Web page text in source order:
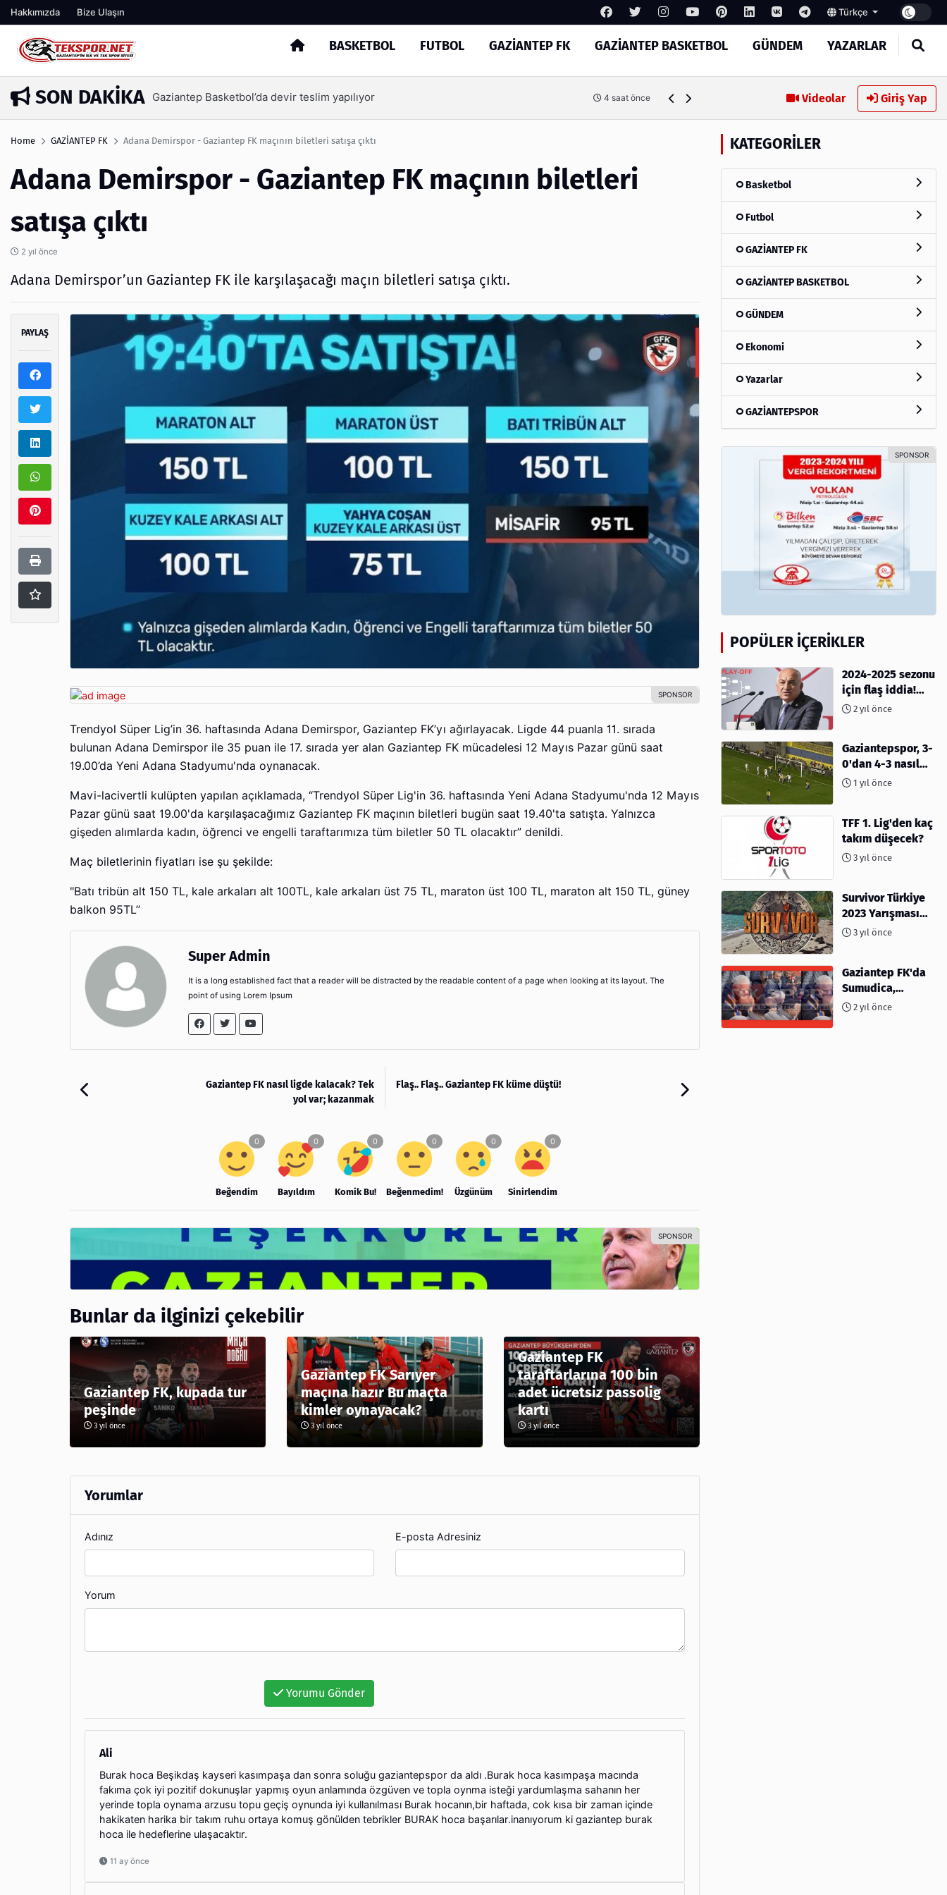
Hakkımızda Bize Ulaşın Türkçe
BASKETBOL FUTBOL GAZİANTEP FK GAZİANTEP BASKETBOL GÜNDEM YAZARLAR
Arama
SON DAKIKA
4 saat önce Memik Yılmaz, Gaziantep FK için kesenin ağzını açtı 8 saat önce Gaziantep FK'da Juninho Bacuna sürprizi
Videolar Giriş Yap
Home GAZİANTEP FK Adana Demirspor - Gaziantep FK maçının biletleri satışa çıktı
Adana Demirspor - Gaziantep FK maçının biletleri
satışa çıktı
2 yıl önce
Adana Demirspor’un Gaziantep FK ile karşılaşacağı maçın biletleri satışa çıktı.
PAYLAŞ
Trendyol Süper Lig’in 36. haftasında Adana Demirspor, Gaziantep FK’yı ağırlayacak. Ligde 44 puanla 11. sırada
bulunan Adana Demirspor ile 35 puan ile 17. sırada yer alan Gaziantep FK mücadelesi 12 Mayıs Pazar günü saat
19.00’da Yeni Adana Stadyumu'nda oynanacak.
Mavi-lacivertli kulüpten yapılan açıklamada, “Trendyol Süper Lig'in 36. haftasında Yeni Adana Stadyumu'nda 12 Mayıs
Pazar günü saat 19.00'da karşılaşacağımız Gaziantep FK maçının biletleri bugün saat 19.40'ta satışta. Yalnızca
gişeden alımlarda kadın, öğrenci ve engelli taraftarımıza tüm biletler 50 TL olacaktır” denildi.
Maç biletlerinin fiyatları ise şu şekilde:
"Batı tribün alt 150 TL, kale arkaları alt 100TL, kale arkaları üst 75 TL, maraton üst 100 TL, maraton alt 150 TL, güney
balkon 95TL’’
Super Admin
It is a long established fact that a reader will be distracted by the readable content of a page when looking at its layout. The
point of using Lorem Ipsum
Gaziantep FK nasıl ligde kalacak? Tek
yol var; kazanmak
Flaş.. Flaş.. Gaziantep FK küme düştü!
Beğendim Bayıldım Komik Bu! Beğenmedim! Üzgünüm Sinirlendim
Bunlar da ilginizi çekebilir
Gaziantep FK, kupada tur
peşinde
3 yıl önce
Gaziantep FK Sarıyer
maçına hazır Bu maçta
kimler oynayacak?
3 yıl önce
Gaziantep FK
taraftarlarına 100 bin
adet ücretsiz passolig
kartı
3 yıl önce
Yorumlar
Adınız E-posta Adresiniz
Yorum
Yorumu Gönder
Ali
Burak hoca Beşikdaş kayseri kasımpaşa dan sonra soluğu gaziantepspor da aldı .Burak hoca kasımpaşa macında
fakıma çok iyi pozitif dokunuşlar yapmış oyun anlamında özgüven ve topla oynma isteği yardumlaşma sahanın her
yerinde topla oynama arzusu topu geçiş oynunda iyi kullanılması Burak hocanın,bir haftada, cok kısa bir zaman içinde
hakikaten harika bir takım ruhu ortaya komuş gönülden tebrikler BURAK hoca başarılar.inanıyorum ki gaziantep burak
hoca ile hedeflerine ulaşacaktır.
11 ay önce
KATEGORILER
Basketbol
Futbol
GAZİANTEP FK
GAZİANTEP BASKETBOL
GÜNDEM
Ekonomi
Yazarlar
GAZİANTEPSPOR
POPÜLER İÇERIKLER
2024-2025 sezonu
için flaş iddia!
Play-Off sistemi
2 yıl önce
Gaziantepspor, 3-
0'dan 4-3 nasıl
kaybetti?
1 yıl önce
TFF 1. Lig'den kaç
takım düşecek?
3 yıl önce
Survivor Türkiye
2023 Yarışması
İçin Geri Sayım
3 yıl önce
Gaziantep FK'da
Sumudica,
Başkanı
2 yıl önce